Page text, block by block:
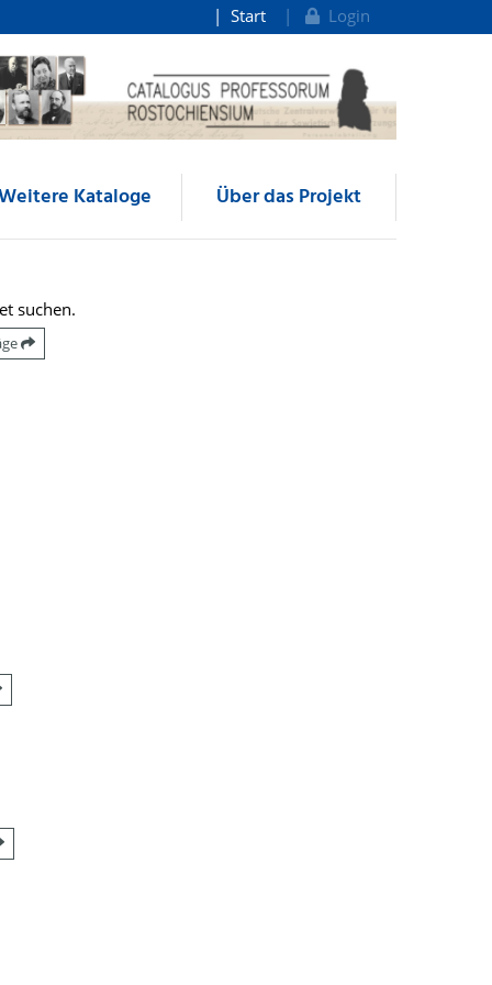
Start Login
Kataloge Über das Projekt
suchen.